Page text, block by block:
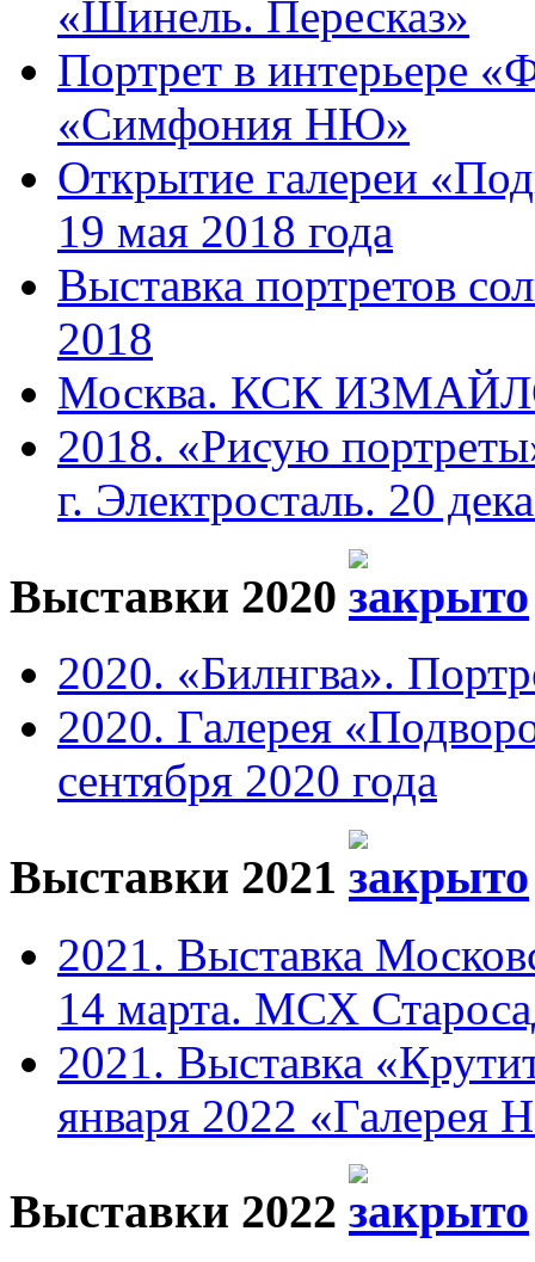
«Шинель. Пересказ»
Портрет в интерьере
«Симфония НЮ»
Открытие галереи
19 мая 2018 года
Выставка портретов
2018
Москва. КСК
2018. «Рисую
г. Электросталь. 20
Выставки 2020
2020. «Билнгва».
2020. Галерея
сентября 2020 года
Выставки 2021
2021. Выставка
14 марта. МСХ
2021. Выставка
января 2022 «Галерея
Выставки 2022